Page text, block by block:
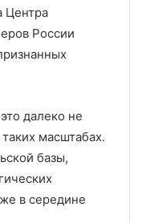
Центра
России
далеко не
масштабах.
базы,
в середине